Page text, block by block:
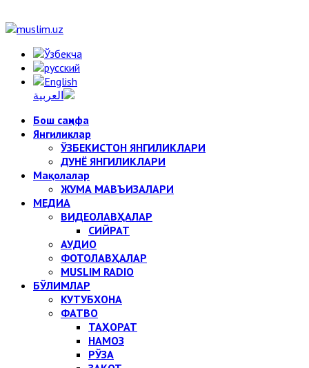
Бош саҳифа
Янгиликлар
ЎЗБЕКИСТОН ЯНГИЛИКЛАРИ
ДУНЁ ЯНГИЛИКЛАРИ
Мақолалар
ЖУМА МАВЪИЗАЛАРИ
МЕДИА
ВИДЕОЛАВҲАЛАР
СИЙРАТ
АУДИО
ФОТОЛАВҲАЛАР
MUSLIM RADIO
БЎЛИМЛАР
КУТУБХОНА
ФАТВО
ТАҲОРАТ
НАМОЗ
РЎЗА